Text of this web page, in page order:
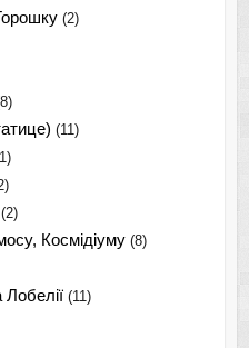
(2)
(11)
(2)
Космідіуму (8)
Лобелії (11)